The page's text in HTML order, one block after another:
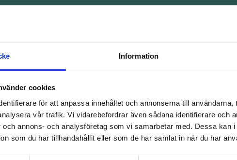
Information
cookies
för att anpassa innehållet och annonserna till användarna,
vår trafik. Vi vidarebefordrar även sådana identifierare och
och annons- och analysföretag som vi samarbetar med. Dessa kan
som du har tillhandahållit eller som de har samlat in när du har
Så fungerar det att anlita
Vi tar hand om hela processen från ritbord till
Inga dolda avgifter, inga obehagliga